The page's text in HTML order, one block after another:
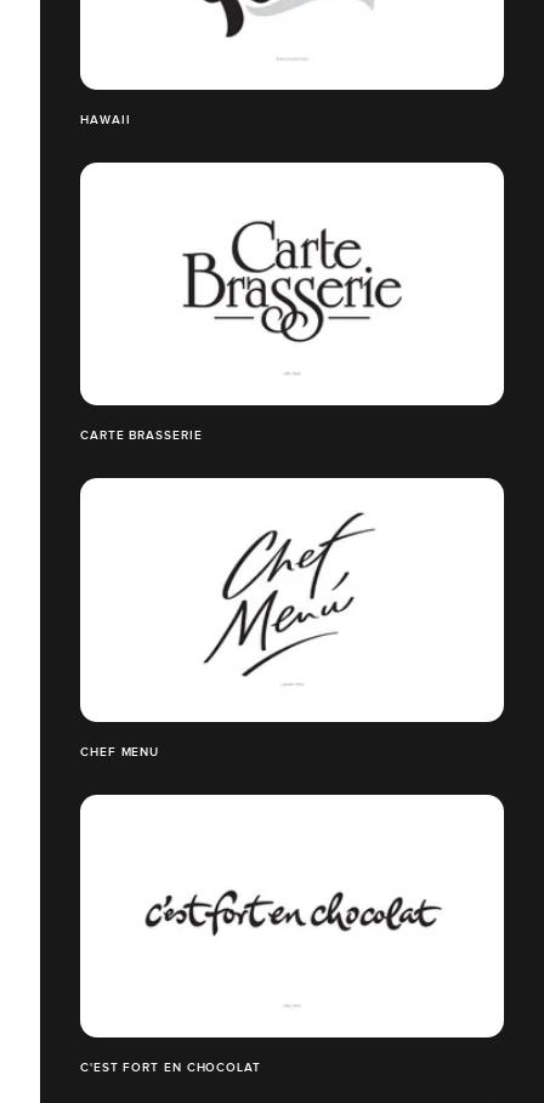
HAWAII
CARTE BRASSERIE
CHEF MENU
C'EST FORT EN CHOCOLAT